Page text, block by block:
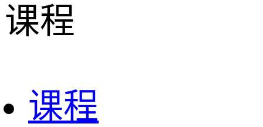
课程
课程